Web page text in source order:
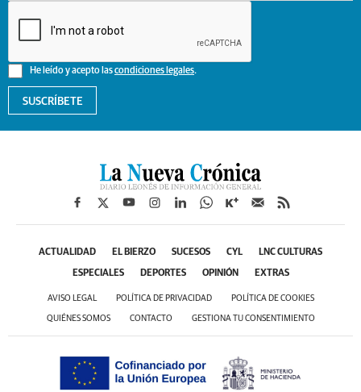
He leído y acepto lascondiciones legales.
SUSCRÍBETE
ACTUALIDAD EL BIERZO SUCESOS CYL LNC CULTURAS
ESPECIALES DEPORTES OPINIÓN EXTRAS
AVISO LEGAL POLÍTICA DE PRIVACIDAD POLÍTICA DE COOKIES
QUIÉNES SOMOS CONTACTO GESTIONA TU CONSENTIMIENTO